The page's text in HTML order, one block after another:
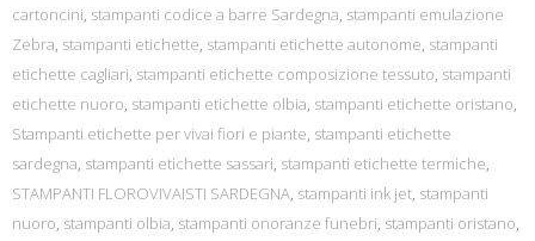
cartoncini, stampanti codice a barre Sardegna, stampanti emulazione
Zebra, stampanti etichette, stampanti etichette autonome, stampanti
etichette cagliari, stampanti etichette composizione tessuto, stampanti
etichette nuoro, stampanti etichette olbia, stampanti etichette oristano,
Stampanti etichette per vivai fiori e piante, stampanti etichette
sardegna, stampanti etichette sassari, stampanti etichette termiche,
STAMPANTI FLOROVIVAISTI SARDEGNA, stampanti ink jet, stampanti
nuoro, stampanti olbia, stampanti onoranze funebri, stampanti oristano,